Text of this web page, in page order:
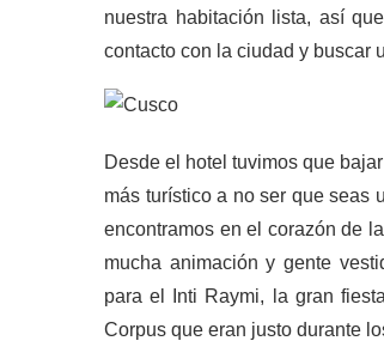
nuestra habitación lista, así
contacto con la ciudad y buscar
Desde el hotel tuvimos que
más turístico a no ser que seas
encontramos en el corazón de
mucha animación y gente
para el Inti Raymi, la gran
Corpus que eran justo durante